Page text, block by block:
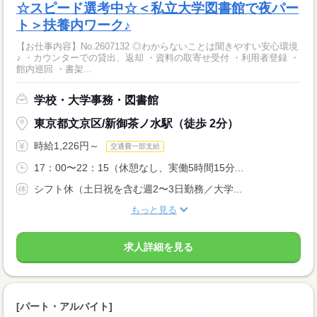
☆スピード選考中☆＜私立大学図書館で夜パー
ト＞扶養内ワーク♪
【お仕事内容】No.2607132 ◎わからないことは聞きやすい安心環境
♪ ・カウンターでの貸出、返却 ・資料の取寄せ受付 ・利用者登録 ・
館内巡回 ・書架...
学校・大学事務・図書館
東京都文京区/新御茶ノ水駅（徒歩 2分）
時給1,226円～ 交通費一部支給
17：00〜22：15（休憩なし、実働5時間15分...
シフト休（土日祝を含む週2〜3日勤務／大学...
もっと見る
求人詳細を見る
[パート・アルバイト]